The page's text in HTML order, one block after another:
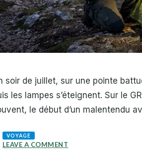
soir de juillet, sur une pointe
les lampes s’éteignent. Sur le
le début d’un malentendu
CATEGORIES
VOYAGE
LEAVE A COMMENT